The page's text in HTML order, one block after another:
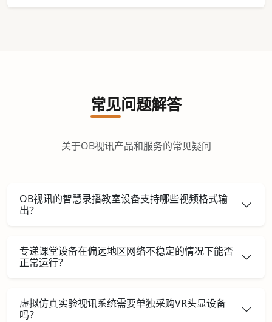
常见问题解答
关于OB视讯产品和服务的常见疑问
OB视讯的智慧录播教室设备支持哪些视频格式输
出？
专递课堂设备在偏远地区网络不稳定的情况下能否
正常运行？
虚拟仿真实验视讯系统需要单独采购VR头显设备
吗？